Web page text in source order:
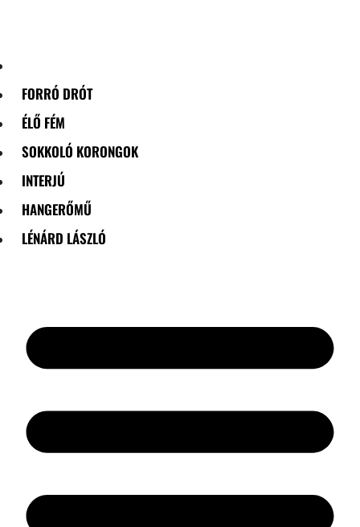
FORRÓ DRÓT
ÉLŐ FÉM
SOKKOLÓ KORONGOK
INTERJÚ
HANGERŐMŰ
LÉNÁRD LÁSZLÓ